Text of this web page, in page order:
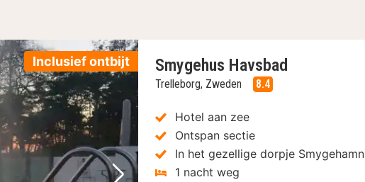
Inclusief ontbijt Smygehus Havsbad
Trelleborg, Zweden 8.4
Hotel aan zee
Ontspan sectie
In het gezellige dorpje Smygehamn
1 nacht weg